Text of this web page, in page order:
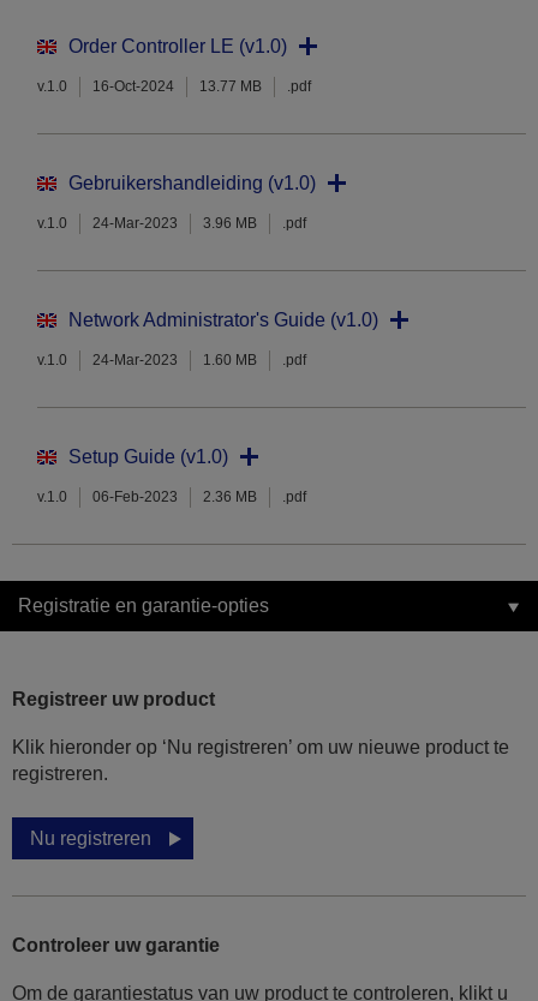
Order Controller LE (v1.0)
v.1.0 16-Oct-2024 13.77 MB .pdf
Gebruikershandleiding (v1.0)
v.1.0 24-Mar-2023 3.96 MB .pdf
Network Administrator's Guide (v1.0)
v.1.0 24-Mar-2023 1.60 MB .pdf
Setup Guide (v1.0)
v.1.0 06-Feb-2023 2.36 MB .pdf
Registratie en garantie-opties
Registreer uw product
Klik hieronder op ‘Nu registreren’ om uw nieuwe product te
registreren.
Nu registreren
Controleer uw garantie
Om de garantiestatus van uw product te controleren, klikt u